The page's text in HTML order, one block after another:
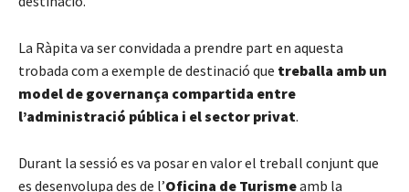
La Ràpita va ser convidada a prendre part en aquesta
trobada com a exemple de destinació que treballa amb un
model de governança compartida entre
l’administració pública i el sector privat.
Durant la sessió es va posar en valor el treball conjunt que
es desenvolupa des de l’Oficina de Turismeamb la